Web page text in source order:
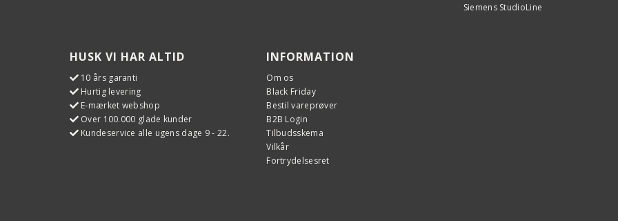
Siemens StudioLine
HUSK VI HAR ALTID
10 års garanti
Hurtig levering
E-mærket webshop
Over 100.000 glade kunder
Kundeservice alle ugens dage 9 - 22.
INFORMATION
Om os
Black Friday
Bestil vareprøver
B2B Login
Tilbudsskema
Vilkår
Fortrydelsesret